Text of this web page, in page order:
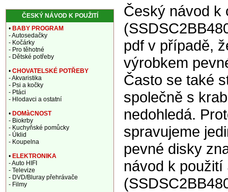
Český návod k
pdf v případě,
výrobkem
Často se také
společně s
nedohledá.
spravujeme
pevné disky
návod k použití
ČESKÝ NÁVOD K POUŽITÍ
• BABY PROGRAM
- Autosedačky
- Kočárky
- Pro těhotné
- Dětské potřeby
• CHOVATELSKÉ POTŘEBY
- Akvaristika
- Psi a kočky
- Ptáci
- Hlodavci a ostatní
• DOMàCNOST
- Biokrby
- Kuchyňské pomůcky
- Úklid
- Koupelna
• ELEKTRONIKA
- Auto HIFI
- Televize
- DVD/Bluray přehrávače
- Filmy